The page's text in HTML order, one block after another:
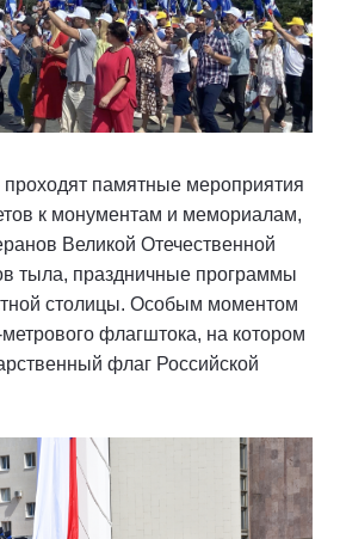
проходят памятные мероприятия
к монументам и мемориалам,
Великой Отечественной
тыла, праздничные программы
столицы. Особым моментом
флагштока, на котором
флаг Российской